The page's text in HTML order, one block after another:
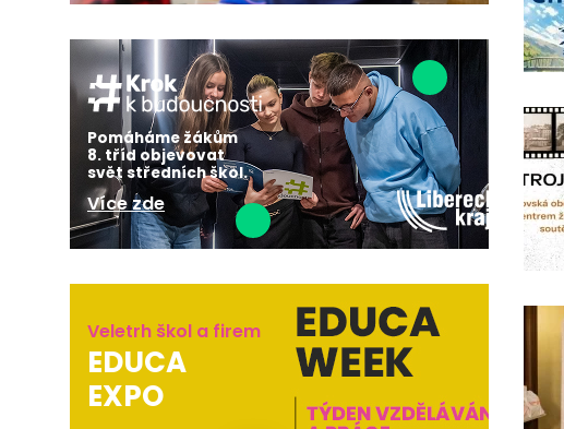
Pomáháme žákům
8. tříd objevovat
svět středních škol.
Více zde
Veletrh škol a firem
EDUCA
EXPO